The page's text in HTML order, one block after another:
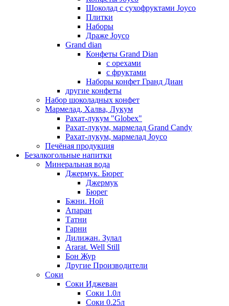
Шоколад с сухофруктами Joyco
Плитки
Наборы
Драже Joyco
Grand dian
Конфеты Grand Dian
с орехами
с фруктами
Наборы конфет Гранд Диан
другие конфеты
Набор шоколадных конфет
Мармелад, Халва, Лукум
Рахат-лукум "Globex"
Рахат-лукум, мармелад Grand Candy
Рахат-лукум, мармелад Joyco
Печёная продукция
Безалкогольные напитки
Минеральная вода
Джермук. Бюрег
Джермук
Бюрег
Бжни. Ной
Апаран
Татни
Гарни
Дилижан. Зулал
Ararat. Well Still
Бон Жур
Другие Производители
Соки
Соки Иджеван
Соки 1.0л
Соки 0.25л